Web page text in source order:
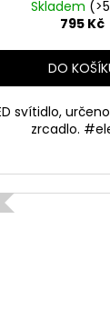
Skladem
795 Kč
DO
svítidlo,
zrcadlo.